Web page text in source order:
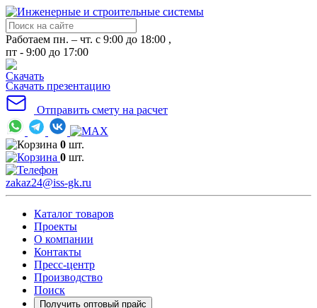
Работаем пн. – чт. с 9:00 до 18:00 ,
пт - 9:00 до 17:00
Скачать презентацию
Отправить смету на расчет
0 шт.
0 шт.
zakaz24@iss-gk.ru
Каталог товаров
Проекты
О компании
Контакты
Пресс-центр
Производство
Поиск
Получить оптовый прайс